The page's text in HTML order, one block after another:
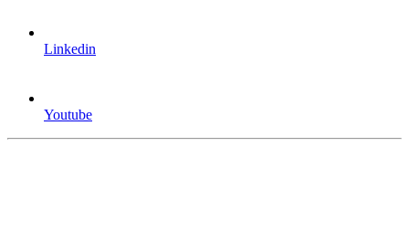
Linkedin
Youtube